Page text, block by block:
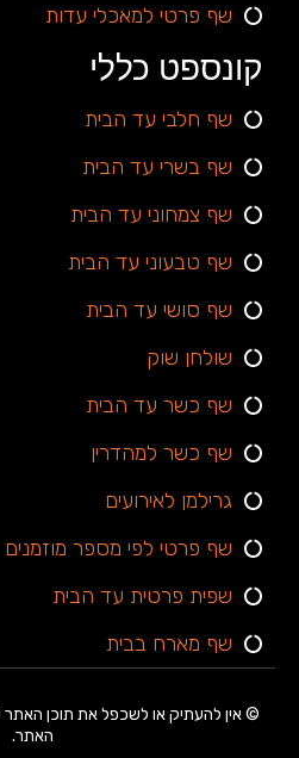
שף פרטי למאכלי עדות
קונספט כללי
שף חלבי עד הבית
שף בשרי עד הבית
שף צמחוני עד הבית
שף טבעוני עד הבית
שף סושי עד הבית
שולחן שוק
שף כשר עד הבית
שף כשר למהדרין
גרילמן לאירועים
שף פרטי לפי מספר מוזמנים
שפית פרטית עד הבית
שף מארח בבית
© אין להעתיק או לשכפל את תוכן
האתר.